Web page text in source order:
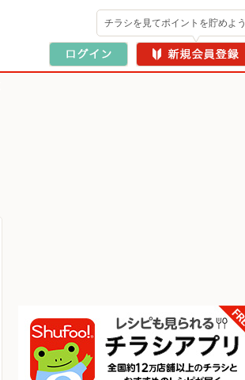
チラシを見てポイントを貯めよう